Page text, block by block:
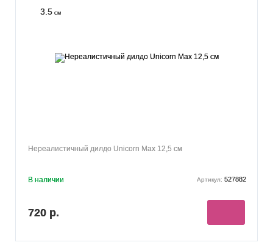
3.5 см
Нереалистичный дилдо Unicorn Max 12,5 см
В наличии Артикул: 527882
720 р.